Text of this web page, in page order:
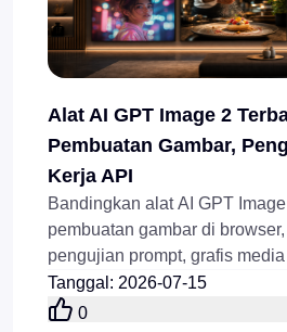
Alat AI GPT Image 2
Pembuatan Gambar,
Kerja API
Bandingkan alat AI GPT
pembuatan gambar di
pengujian prompt, grafis
produk, dan alur kerja API
saat ini.
Tanggal : 2026-07-15
0